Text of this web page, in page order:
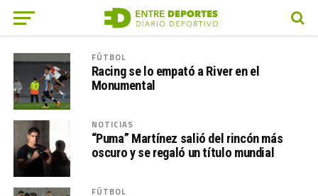
FÚTBOL
Racing se lo empató a River en el
Monumental
NOTICIAS
“Puma” Martínez salió del rincón más
oscuro y se regaló un título mundial
FÚTBOL